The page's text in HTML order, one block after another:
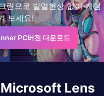
린으로 발열현상 없이 게임
보세요!
PC버전 다운로드
Microsoft Lens